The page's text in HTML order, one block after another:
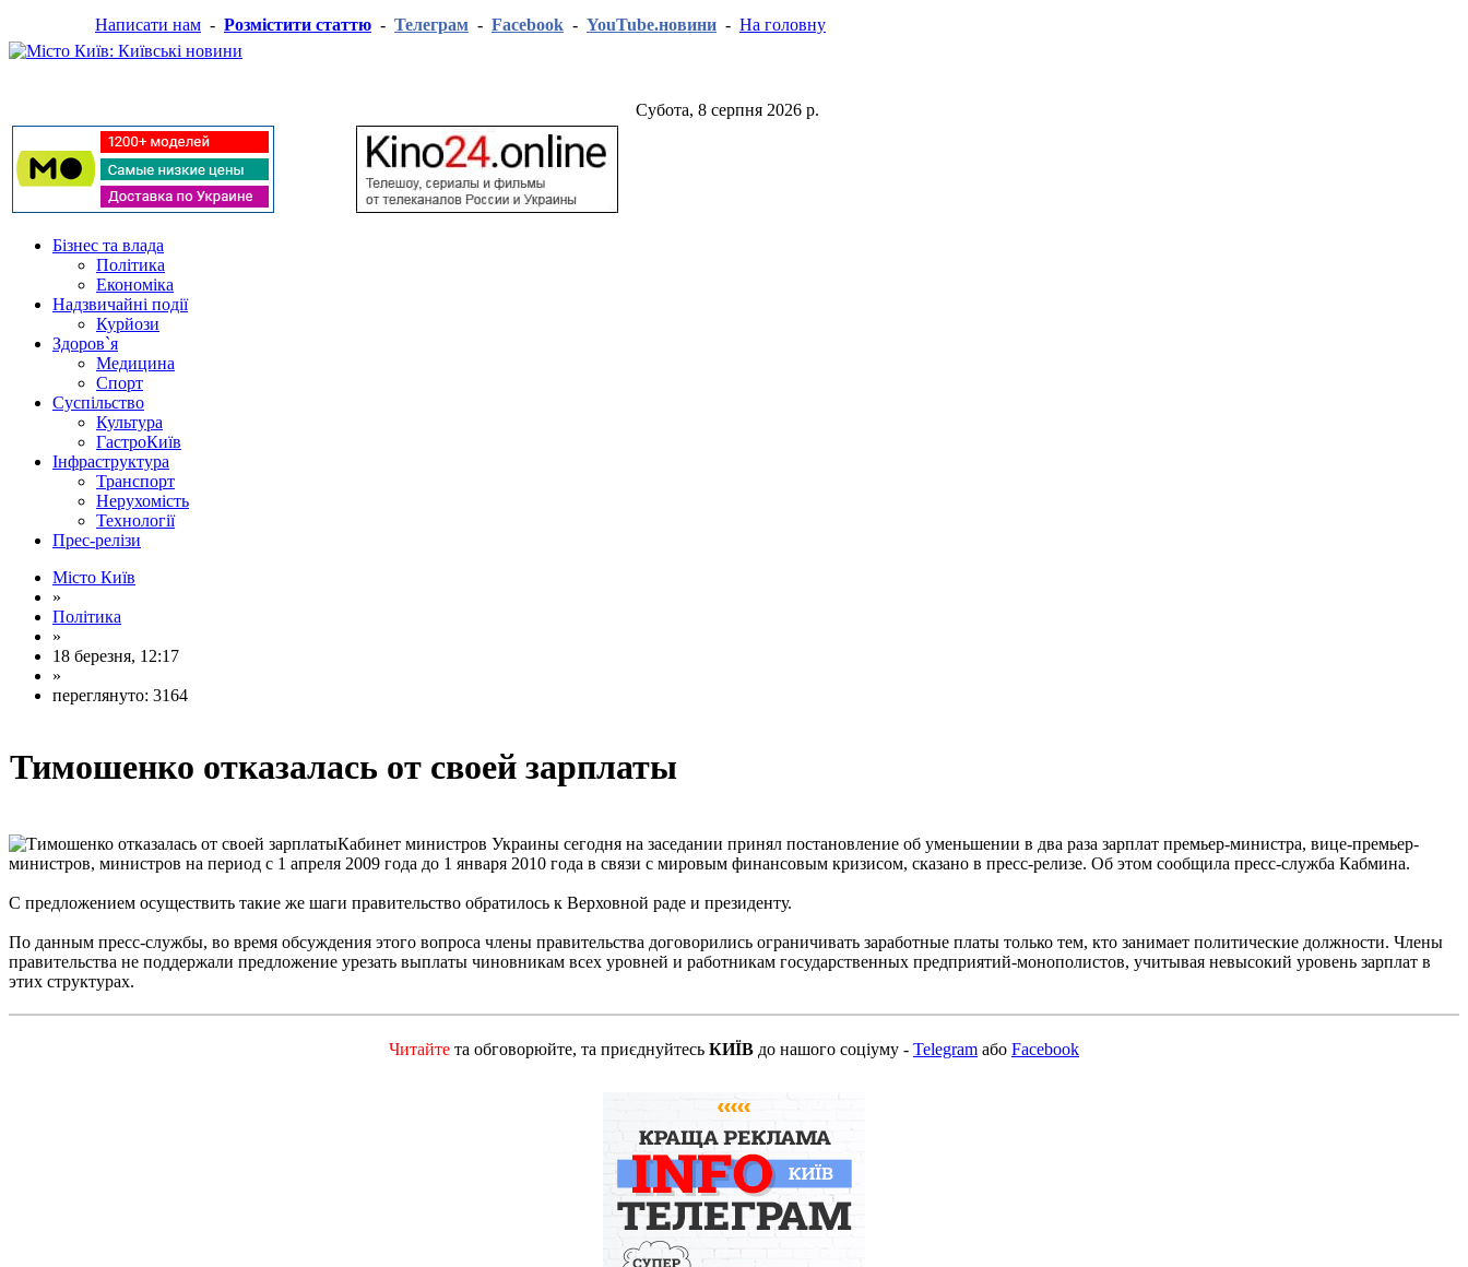
Написати нам - Розмістити статтю - Телеграм - Facebook - YouTube.новини - На головну
Субота, 8 серпня 2026 р.
Бізнес та влада
Політика
Економіка
Надзвичайні події
Курйози
Здоров`я
Медицина
Спорт
Суспільство
Культура
ГастроКиїв
Інфраструктура
Транспорт
Нерухомість
Технології
Прес-релізи
Місто Київ
»
Політика
»
18 березня, 12:17
»
переглянуто: 3164
Тимошенко отказалась от своей зарплаты
Кабинет министров Украины сегодня на заседании принял постановление об уменьшении в два раза зарплат премьер-министра, вице-премьер-
министров, министров на период с 1 апреля 2009 года до 1 января 2010 года в связи с мировым финансовым кризисом, сказано в пресс-релизе. Об этом сообщила пресс-служба Кабмина.
С предложением осуществить такие же шаги правительство обратилось к Верховной раде и президенту.
По данным пресс-службы, во время обсуждения этого вопроса члены правительства договорились ограничивать заработные платы только тем, кто занимает политические должности. Члены
правительства не поддержали предложение урезать выплаты чиновникам всех уровней и работникам государственных предприятий-монополистов, учитывая невысокий уровень зарплат в
этих структурах.
Читайте та обговорюйте, та приєднуйтесь КИЇВ до нашого соціуму - Telegram або Facebook